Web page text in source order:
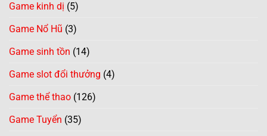
Game kinh dị (5)
Game Nổ Hũ (3)
Game sinh tồn (14)
Game slot đổi thưởng (4)
Game thể thao (126)
Game Tuyển (35)